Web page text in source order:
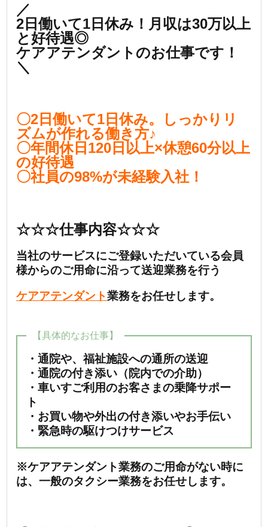
／
2日働いて1日休み！月収は30万以上
と好待遇◎
ケアアテンダントのお仕事です！
＼
〇2日働いて1日休み。しっかりリ
ズムが作れる働き方♪
〇年間休日120日以上×休憩60分以上
の好待遇
〇社員の98%が未経験入社！
☆☆☆仕事内容☆☆☆
当社のサービスにご登録いただいている会員
様からのご用命に沿って送迎業務を行う
ケアアテンダント業務をお任せします。
【具体的なお仕事】
・通院や、福祉施設への通所の送迎
・通院の付き添い（院内での介助）
・車いすご利用のお客さまの乗降サポー
ト
・お買い物や外出の付き添いやお手伝い
・緊急時の駆けつけサービス
※ケアアテンダント業務のご用命がない時に
は、一般のタクシー業務をお任せします。